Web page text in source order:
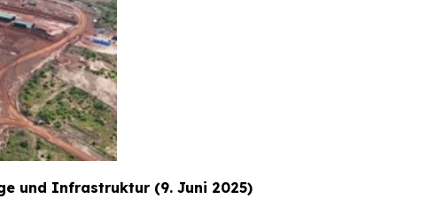
und Infrastruktur (9. Juni 2025)